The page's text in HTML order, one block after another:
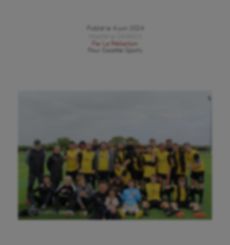
Publié le
Par
La Rédaction
Gazette Sports
Ⓒ Gazette Sports